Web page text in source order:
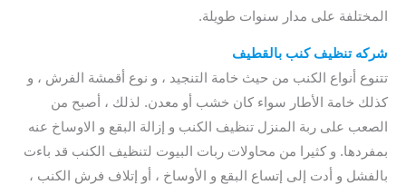
المختلفة على مدار سنوات طويلة.
شركه تنظيف كنب بالقطيف
تتنوع أنواع الكنب من حيث خامة التنجيد ، و نوع أقمشة الفرش ، و
كذلك خامة الأطار سواء كان خشب أو معدن. لذلك ، أصبح من
الصعب على ربة المنزل تنظيف الكنب و إزالة البقع و الاوساخ عنه
بمفردها. و كثيرا من محاولات ربات البيوت لتنظيف الكنب قد باءت
بالفشل و أدت إلى إتساع البقع و الأوساخ ، أو إتلاف فرش الكنب ،